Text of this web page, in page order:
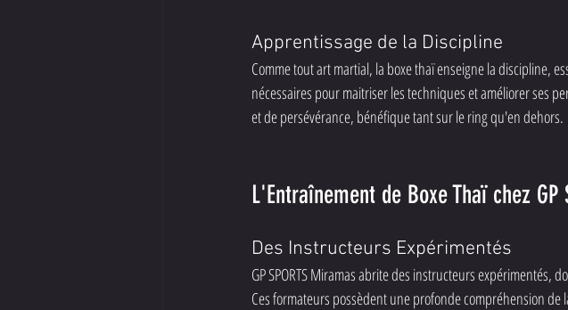
Apprentissage de la Discipline
Comme tout art martial, la boxe thaï enseigne la discipline,
nécessaires pour maitriser les techniques et améliorer ses
et de persévérance, bénéfique tant sur le ring qu'en dehors.
L'Entraînement de Boxe Thaï chez GP
Des Instructeurs Expérimentés
GP SPORTS Miramas abrite des instructeurs
Ces formateurs possèdent une profonde compréhension